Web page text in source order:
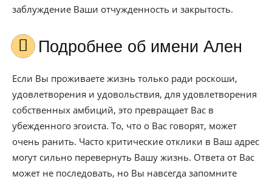
заблуждение Ваши отчужденность и закрытость.
Подробнее об имени Ален
Если Вы проживаете жизнь только ради роскоши,
удовлетворения и удовольствия, для удовлетворения
собственных амбиций, это превращает Вас в
убежденного эгоиста. То, что о Вас говорят, может
очень ранить. Часто критические отклики в Ваш адрес
могут сильно перевернуть Вашу жизнь. Ответа от Вас
может не последовать, но Вы навсегда запомните